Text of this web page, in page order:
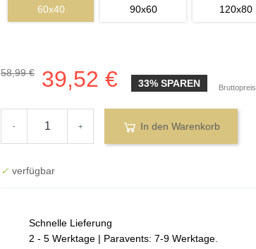
60x40 90x60 120x80
58,99 € 39,52 € 33% SPAREN Bruttopreis
- + In den Warenkorb
✓ verfügbar
Schnelle Lieferung
2 - 5 Werktage | Paravents: 7-9 Werktage.